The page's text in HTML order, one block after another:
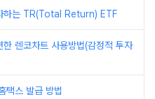
하는 TR(Total Return) ETF
렌코차트 사용방법(감정적 투자
택스 발급 방법